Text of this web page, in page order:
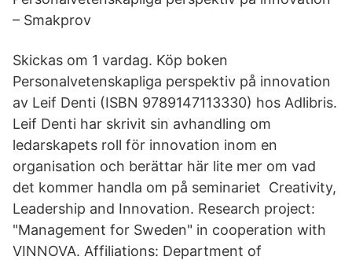
– Smakprov
Skickas om 1 vardag. Köp boken
Personalvetenskapliga perspektiv på innovation
av Leif Denti (ISBN 9789147113330) hos Adlibris.
Leif Denti har skrivit sin avhandling om
ledarskapets roll för innovation inom en
organisation och berättar här lite mer om vad
det kommer handla om på seminariet Creativity,
Leadership and Innovation. Research project:
"Management for Sweden" in cooperation with
VINNOVA. Affiliations: Department of